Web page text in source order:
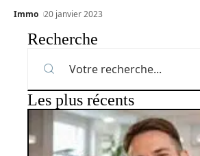
Immo 20 janvier 2023
Recherche
Les plus récents